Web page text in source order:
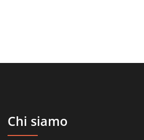
Chi siamo